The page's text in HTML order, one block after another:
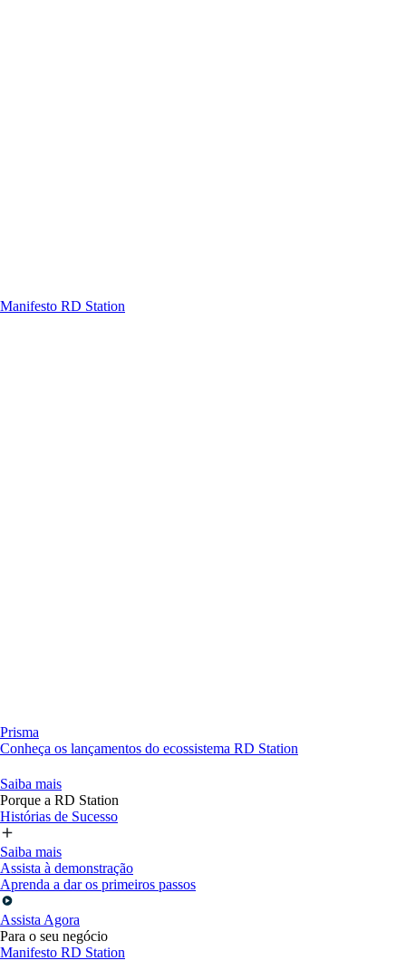
Manifesto RD Station
Prisma
Conheça os lançamentos do ecossistema RD Station
Saiba mais
Porque a RD Station
Histórias de Sucesso
Saiba mais
Assista à demonstração
Aprenda a dar os primeiros passos
Assista Agora
Para o seu negócio
Manifesto RD Station